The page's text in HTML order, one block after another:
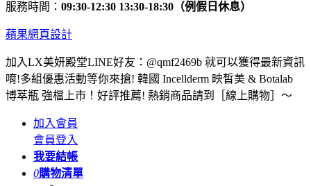
服務時間： 09:30-12:30 13:30-18:30（例假日休息）
蘋果網頁設計
加入LX美妍殿堂LINE好友：@qmf2469b 就可以獲得最新資訊
唷!多組優惠活動等你來搶! 韓國 Incellderm 映皙美 & Botalab
博萃瓶 強檔上市！好評推薦! 熱銷商品請到［線上購物］～
加入會員
會員登入
我要結帳
0購物清單